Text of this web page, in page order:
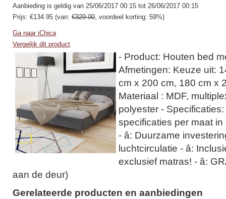
Aanbieding is geldig van 25/06/2017 00:15 tot 26/06/2017 00:15
Prijs: €134.95 (van: €329.00, voordeel korting: 59%)
Ga naar iChica
Vergelijk dit product
- Product: Houten bed
Afmetingen: Keuze uit:
cm x 200 cm, 180 cm x
Materiaal : MDF,
polyester -
specificaties per maat
- â: Duurzame
luchtcirculatie - â:
exclusief matras! - â:
aan de deur)
Gerelateerde producten en aanbiedingen